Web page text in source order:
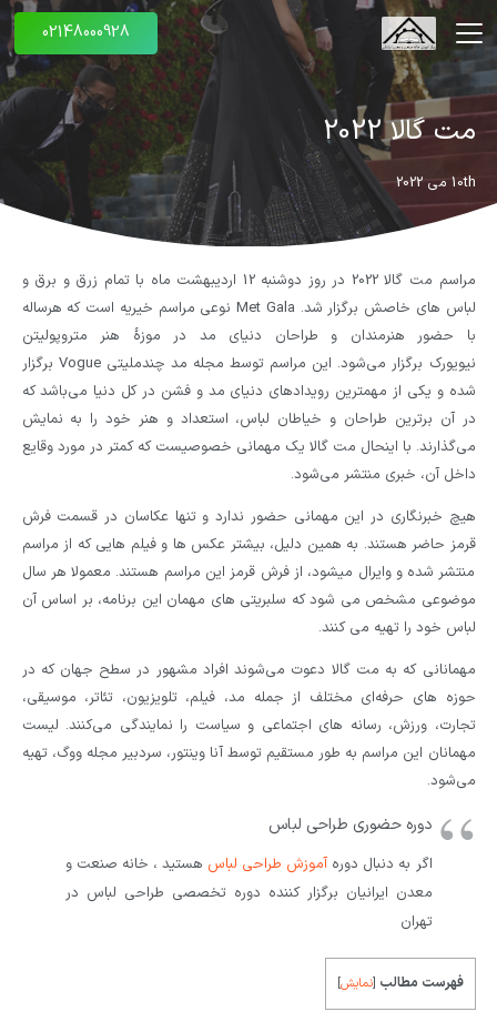
02148000928
مت گالا 2022
10th می 2022
مراسم مت گالا 2022 در روز دوشنبه 12 اردیبهشت ماه با تمام زرق و برق و
لباس های خاصش برگزار شد. Met Gala نوعی مراسم خیریه است که هرساله
با حضور هنرمندان و طراحان دنیای مد در موزهٔ هنر متروپولیتن
نیویورک برگزار می‌شود. این مراسم توسط مجله مد چندملیتی Vogue برگزار
شده و یکی از مهمترین رویدادهای دنیای مد و فشن در کل دنیا می‌باشد که
در آن برترین طراحان و خیاطان لباس، استعداد و هنر خود را به نمایش
می‌گذارند. با اینحال مت گالا یک مهمانی خصوصیست که کمتر در مورد وقایع
داخل آن، خبری منتشر می‌شود.
هیچ خبرنگاری در این مهمانی حضور ندارد و تنها عکاسان در قسمت فرش
قرمز حاضر هستند. به همین دلیل، بیشتر عکس ها و فیلم هایی که از مراسم
منتشر شده و وایرال میشود، از فرش قرمز این مراسم هستند. معمولا هر سال
موضوعی مشخص می شود که سلبریتی های مهمان این برنامه، بر اساس آن
لباس خود را تهیه می کنند.
مهمانانی که به مت گالا دعوت می‌شوند افراد مشهور در سطح جهان که در
حوزه های حرفه‌ای مختلف از جمله مد، فیلم، تلویزیون، تئاتر، موسیقی،
تجارت، ورزش، رسانه های اجتماعی و سیاست را نمایندگی می‌کنند. لیست
مهمانان این مراسم به طور مستقیم توسط آنا وینتور، سردبیر مجله ووگ، تهیه
می‌شود.
دوره حضوری طراحی لباس
اگر به دنبال دوره آموزش طراحی لباس هستید ، خانه صنعت و
معدن ایرانیان برگزار کننده دوره تخصصی طراحی لباس در
تهران
فهرست مطالب [نمایش]